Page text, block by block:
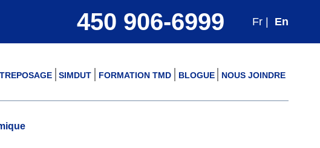
450 906-6999 Fr | En
SIMDUT FORMATION TMD BLOGUE NOUS JOINDRE